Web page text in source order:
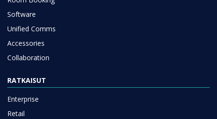
Software
Unified Comms
Accessories
Collaboration
RATKAISUT
Enterprise
Retail